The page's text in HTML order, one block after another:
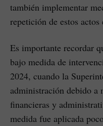
también implementar
repetición de estos
Es importante recordar
bajo medida de
2024, cuando la
administración debido a
financieras y
medida fue aplicada